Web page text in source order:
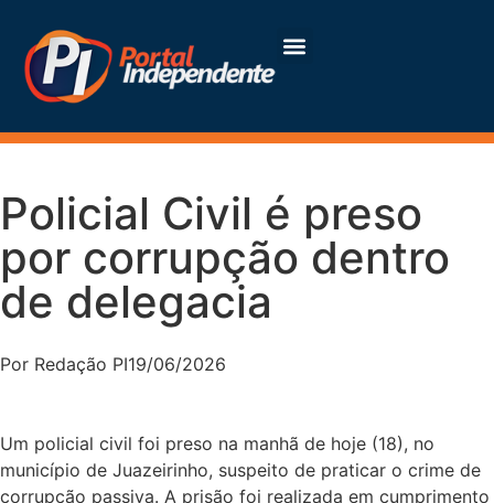
Policial Civil é preso
por corrupção dentro
de delegacia
Por Redação PI19/06/2026
Um policial civil foi preso na manhã de hoje (18), no
município de Juazeirinho, suspeito de praticar o crime de
corrupção passiva. A prisão foi realizada em cumprimento